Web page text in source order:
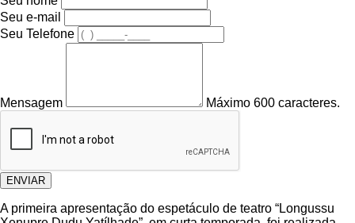
Seu e-mail
Seu Telefone
Mensagem Máximo 600 caracteres.
ENVIAR
A primeira apresentação do espetáculo de teatro “Longussu